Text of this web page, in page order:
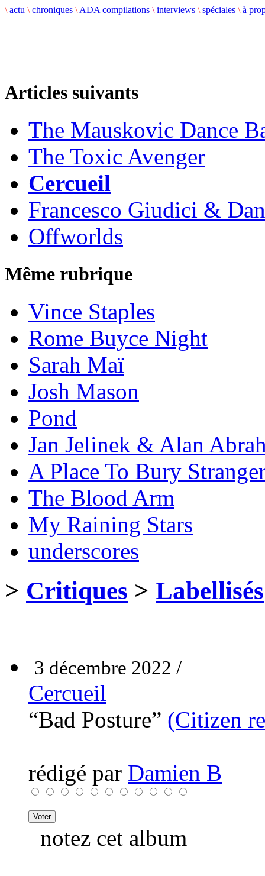
\ actu \ chroniques \ ADA compilations \ interviews \ spéciales \ à
Articles suivants
The Mauskovic Dance
The Toxic Avenger
Cercueil
Francesco Giudici &
Offworlds
Même rubrique
Vince Staples
Rome Buyce Night
Sarah Maï
Josh Mason
Pond
Jan Jelinek & Alan
A Place To Bury
The Blood Arm
My Raining Stars
underscores
> Critiques > Labellisés
3 décembre 2022 /
Cercueil
“Bad Posture” (Citizen
rédigé par Damien B
notez cet album